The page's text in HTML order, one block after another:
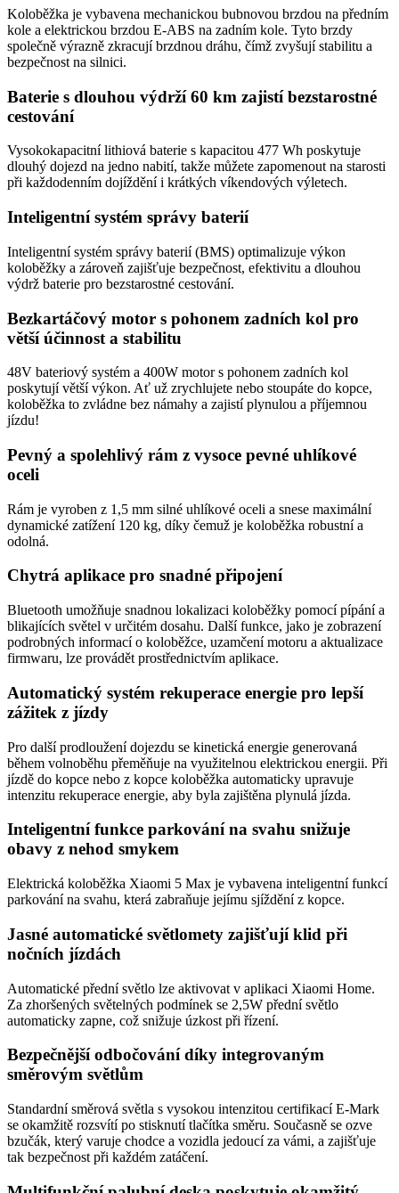
Koloběžka je vybavena mechanickou bubnovou brzdou na předním
kole a elektrickou brzdou E-ABS na zadním kole. Tyto brzdy
společně výrazně zkracují brzdnou dráhu, čímž zvyšují stabilitu a
bezpečnost na silnici.
Baterie s dlouhou výdrží 60 km zajistí bezstarostné
cestování
Vysokokapacitní lithiová baterie s kapacitou 477 Wh poskytuje
dlouhý dojezd na jedno nabití, takže můžete zapomenout na starosti
při každodenním dojíždění i krátkých víkendových výletech.
Inteligentní systém správy baterií
Inteligentní systém správy baterií (BMS) optimalizuje výkon
koloběžky a zároveň zajišťuje bezpečnost, efektivitu a dlouhou
výdrž baterie pro bezstarostné cestování.
Bezkartáčový motor s pohonem zadních kol pro
větší účinnost a stabilitu
48V bateriový systém a 400W motor s pohonem zadních kol
poskytují větší výkon. Ať už zrychlujete nebo stoupáte do kopce,
koloběžka to zvládne bez námahy a zajistí plynulou a příjemnou
jízdu!
Pevný a spolehlivý rám z vysoce pevné uhlíkové
oceli
Rám je vyroben z 1,5 mm silné uhlíkové oceli a snese maximální
dynamické zatížení 120 kg, díky čemuž je koloběžka robustní a
odolná.
Chytrá aplikace pro snadné připojení
Bluetooth umožňuje snadnou lokalizaci koloběžky pomocí pípání a
blikajících světel v určitém dosahu. Další funkce, jako je zobrazení
podrobných informací o koloběžce, uzamčení motoru a aktualizace
firmwaru, lze provádět prostřednictvím aplikace.
Automatický systém rekuperace energie pro lepší
zážitek z jízdy
Pro další prodloužení dojezdu se kinetická energie generovaná
během volnoběhu přeměňuje na využitelnou elektrickou energii. Při
jízdě do kopce nebo z kopce koloběžka automaticky upravuje
intenzitu rekuperace energie, aby byla zajištěna plynulá jízda.
Inteligentní funkce parkování na svahu snižuje
obavy z nehod smykem
Elektrická koloběžka Xiaomi 5 Max je vybavena inteligentní funkcí
parkování na svahu, která zabraňuje jejímu sjíždění z kopce.
Jasné automatické světlomety zajišťují klid při
nočních jízdách
Automatické přední světlo lze aktivovat v aplikaci Xiaomi Home.
Za zhoršených světelných podmínek se 2,5W přední světlo
automaticky zapne, což snižuje úzkost při řízení.
Bezpečnější odbočování díky integrovaným
směrovým světlům
Standardní směrová světla s vysokou intenzitou certifikací E-Mark
se okamžitě rozsvítí po stisknutí tlačítka směru. Současně se ozve
bzučák, který varuje chodce a vozidla jedoucí za vámi, a zajišťuje
tak bezpečnost při každém zatáčení.